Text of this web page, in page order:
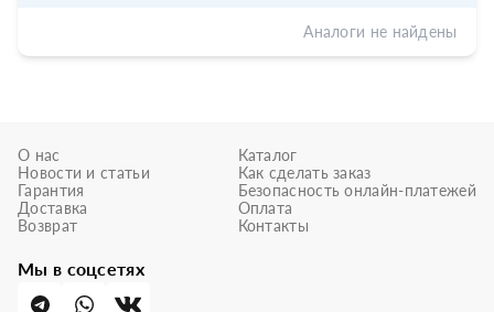
Аналоги не найдены
О нас
Новости и статьи
Гарантия
Доставка
Возврат
Каталог
Как сделать заказ
Безопасность онлайн-платежей
Оплата
Контакты
Мы в соцсетях